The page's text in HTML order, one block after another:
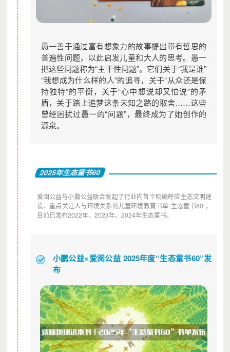
愚一善于通过富有想象力的故事提出带有哲思的
普遍性问题，以此启发儿童和大人的思考。愚一
把这些问题称为“主干性问题”。它们关于“我是谁”
“我想成为什么样的人”的追寻，关于“从众还是保
持独特”的平衡，关于“心中想说却又怕说”的矛
盾，关于踏上追梦这条未知之路的取舍……这些
曾经困扰过愚一的“问题”，最终成为了她创作的
源泉。
2025年生态童书60
爱阅公益与小鹏公益联合发起了行业内首个明确呼应生态文明建
设、重点关注人与环境关系的儿童环境教育书单“生态童书60”，
目前已发布2022年、2023年、2024年生态童书。
小鹏公益×爱阅公益 2025年度“生态童书60”发
布